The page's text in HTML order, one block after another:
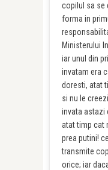
copilul sa se
forma in
Ministerului
iar unul din
invatam era
doresti, atat
si nu le
invata astazi
atat timp cat
prea putini!
transmite
orice; iar